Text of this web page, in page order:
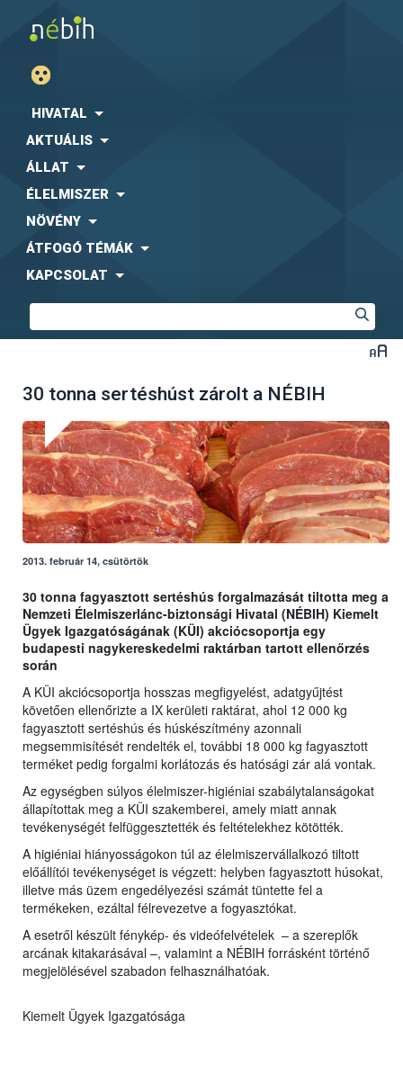
HIVATAL
AKTUÁLIS
ÁLLAT
ÉLELMISZER
NÖVÉNY
ÁTFOGÓ TÉMÁK
KAPCSOLAT
30 tonna sertéshúst zárolt a NÉBIH
2013. február 14, csütörtök
30 tonna fagyasztott sertéshús forgalmazását tiltotta meg a
Nemzeti Élelmiszerlánc-biztonsági Hivatal (NÉBIH) Kiemelt
Ügyek Igazgatóságának (KÜI) akciócsoportja egy
budapesti nagykereskedelmi raktárban tartott ellenőrzés
során
A KÜI akciócsoportja hosszas megfigyelést, adatgyűjtést
követően ellenőrizte a IX kerületi raktárat, ahol 12 000 kg
fagyasztott sertéshús és húskészítmény azonnali
megsemmisítését rendelték el, további 18 000 kg fagyasztott
terméket pedig forgalmi korlátozás és hatósági zár alá vontak.
Az egységben súlyos élelmiszer-higiéniai szabálytalanságokat
állapítottak meg a KÜI szakemberei, amely miatt annak
tevékenységét felfüggesztették és feltételekhez kötötték.
A higiéniai hiányosságokon túl az élelmiszervállalkozó tiltott
előállítói tevékenységet is végzett: helyben fagyasztott húsokat,
illetve más üzem engedélyezési számát tüntette fel a
termékeken, ezáltal félrevezetve a fogyasztókat.
A esetről készült fénykép- és videófelvételek – a szereplők
arcának kitakarásával –, valamint a NÉBIH forrásként történő
megjelölésével szabadon felhasználhatóak.
Kiemelt Ügyek Igazgatósága